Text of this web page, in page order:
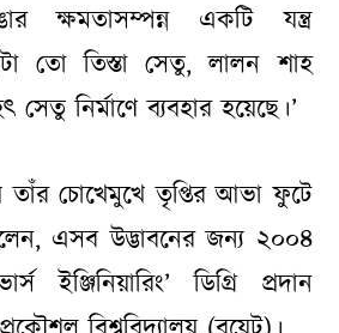
ক্ষমতাসম্পন্ন একটি যন্ত্র
তো তিস্তা সেতু, লালন শাহ
নির্মাণে ব্যবহার হয়েছে।’
তাঁর চোখেমুখে তৃপ্তির আভা ফুটে
এসব উদ্ভাবনের জন্য ২০০৪
ইঞ্জিনিয়ারিং’ ডিগ্রি প্রদান